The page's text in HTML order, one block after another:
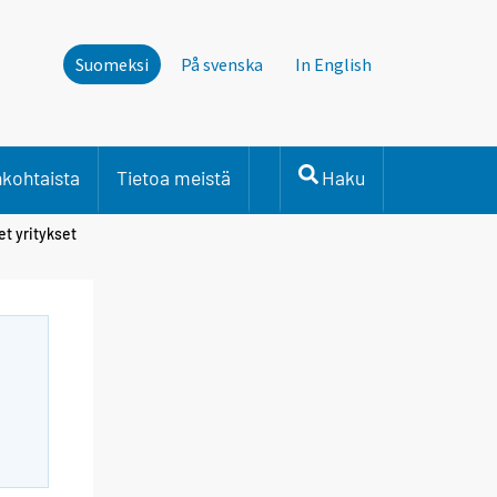
Suomeksi På svenska In English
Tietoa meistä Haku
yritykset